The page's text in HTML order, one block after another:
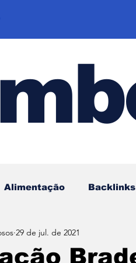
Alimentação Backlinks
Empreendedorismo
29 de jul. de 2021